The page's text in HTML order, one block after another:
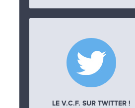
LE V.C.F. SUR TWITTER !